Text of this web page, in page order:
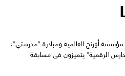
أورنج العالمية ومبادرة "مدرستي":
الرقمية" يتميزون في مسابقة